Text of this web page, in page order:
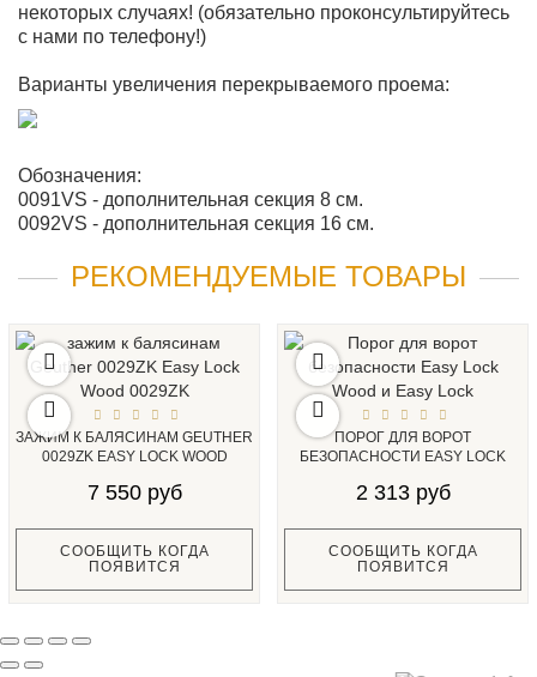
некоторых случаях! (обязательно проконсультируйтесь
с нами по телефону!)
Варианты увеличения перекрываемого проема:
Обозначения:
0091VS - дополнительная секция 8 см.
0092VS - дополнительная секция 16 см.
РЕКОМЕНДУЕМЫЕ ТОВАРЫ
ЗАЖИМ К БАЛЯСИНАМ GEUTHER
0029ZK EASY LOCK WOOD
7 550 руб
СООБЩИТЬ КОГДА
ПОЯВИТСЯ
ПОРОГ ДЛЯ ВОРОТ
БЕЗОПАСНОСТИ EASY LOCK
2 313 руб
СООБЩИТЬ КОГДА
ПОЯВИТСЯ